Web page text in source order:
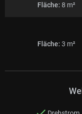
Fläche: 8 m²
Fläche: 3 m²